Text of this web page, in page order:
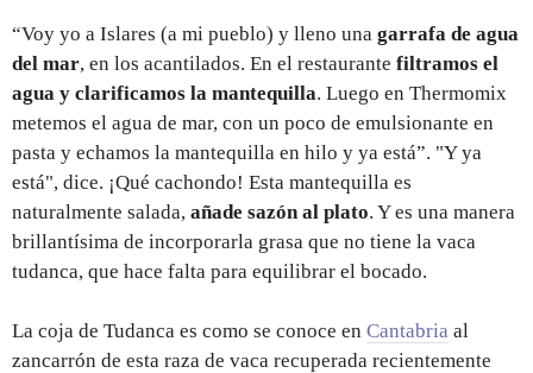
“Voy yo a Islares (a mi pueblo) y lleno una garrafa de agua
del mar, en los acantilados. En el restaurante filtramos el
agua y clarificamos la mantequilla. Luego en Thermomix
metemos el agua de mar, con un poco de emulsionante en
pasta y echamos la mantequilla en hilo y ya está”. "Y ya
está", dice. ¡Qué cachondo! Esta mantequilla es
naturalmente salada, añade sazón al plato. Y es una manera
brillantísima de incorporarla grasa que no tiene la vaca
tudanca, que hace falta para equilibrar el bocado.
La coja de Tudanca es como se conoce en Cantabria al
zancarrón de esta raza de vaca recuperada recientemente